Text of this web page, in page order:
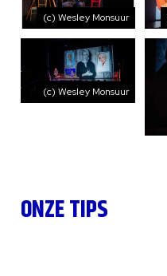
(c) Wesley Monsuur
(c) Wesley Monsuur
ONZE TIPS